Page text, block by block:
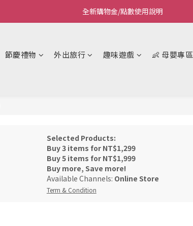
Welcome~私藏生活~
全新購物金/點數使用說明
節慶禮物 外出旅行 趣味遊戲 👶 母嬰專區
Selected Products:
Buy 3 items for NT$1,299
Buy 5 items for NT$1,999
Buy more, Save more!
Available Channels: Online Store
Term & Condition